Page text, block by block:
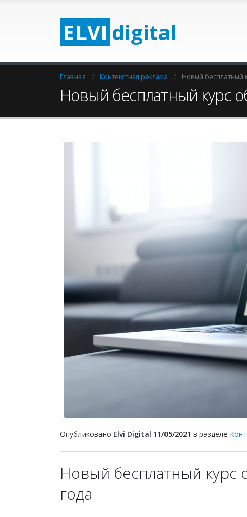
ELVI digital
Главная Контекстная реклама Новый бесплатный
Новый бесплатный курс
Опубликовано Elvi Digital 11/05/2021 в разделе
Новый бесплатный курс
года